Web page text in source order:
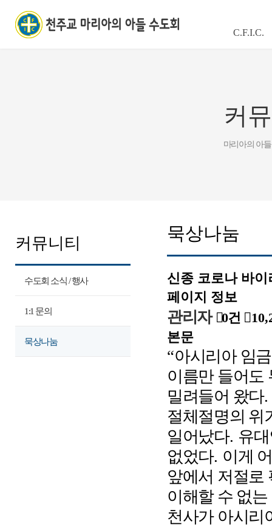
C.F.I.C.
커
마리아의 아
커뮤니티
수도회 소식 / 행사
1:1 문의
묵상나눔
묵상나눔
신종 코로나 바이
페이지 정보
관리자 0건
본문
“아시리아 임
이름만 들어도
밀려들어 왔다.
절체절명의 위
일어났다. 유
없었다. 이게
앞에서 저절로
이해할 수 없
천사가 아시리